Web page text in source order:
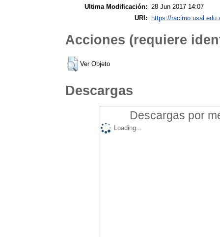
Ultima Modificación: 28 Jun 2017 14:07
URI:
https://
Acciones (requiere
Ver Objeto
Descargas
Descargas por
Loading...